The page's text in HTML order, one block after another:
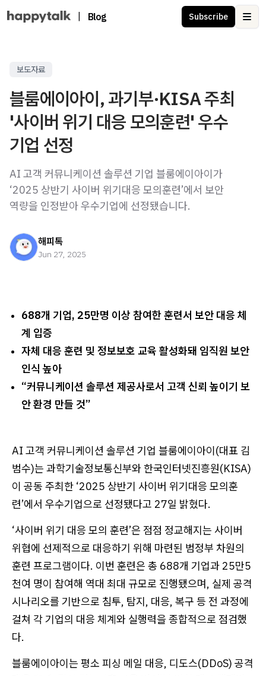
Blog Subscribe
보도자료
블룸에이아이, 과기부·KISA 주최
'사이버 위기 대응 모의훈련' 우수
기업 선정
AI 고객 커뮤니케이션 솔루션 기업 블룸에이아이가
‘2025 상반기 사이버 위기대응 모의훈련’에서 보안
역량을 인정받아 우수기업에 선정됐습니다.
해피톡
Jun 27, 2025
688개 기업, 25만명 이상 참여한 훈련서 보안 대응 체
계 입증
자체 대응 훈련 및 정보보호 교육 활성화돼 임직원 보안
인식 높아
“커뮤니케이션 솔루션 제공사로서 고객 신뢰 높이기 보
안 환경 만들 것”
AI 고객 커뮤니케이션 솔루션 기업 블룸에이아이(대표 김
범수)는 과학기술정보통신부와 한국인터넷진흥원(KISA)
이 공동 주최한 ‘2025 상반기 사이버 위기대응 모의훈
련’에서 우수기업으로 선정됐다고 27일 밝혔다.
‘사이버 위기 대응 모의 훈련’은 점점 정교해지는 사이버
위협에 선제적으로 대응하기 위해 마련된 범정부 차원의
훈련 프로그램이다. 이번 훈련은 총 688개 기업과 25만5
천여 명이 참여해 역대 최대 규모로 진행됐으며, 실제 공격
시나리오를 기반으로 침투, 탐지, 대응, 복구 등 전 과정에
걸쳐 각 기업의 대응 체계와 실행력을 종합적으로 점검했
다.
블룸에이아이는 평소 피싱 메일 대응, 디도스(DDoS) 공격